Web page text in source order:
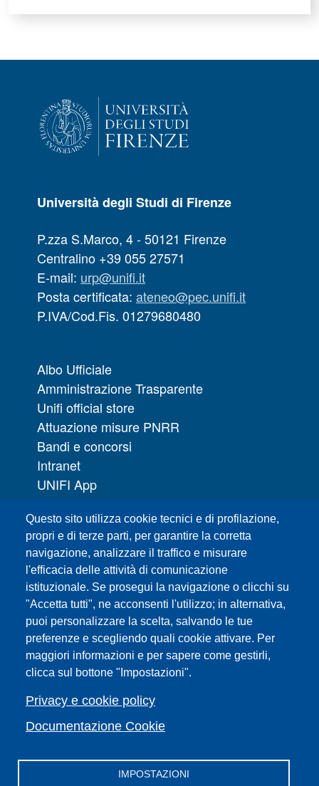
Questo sito utilizza cookie tecnici e di profilazione,
propri e di terze parti, per garantire la corretta
navigazione, analizzare il traffico e misurare
l'efficacia delle attività di comunicazione
istituzionale. Se prosegui la navigazione o clicchi su
"Accetta tutti", ne acconsenti l'utilizzo; in alternativa,
puoi personalizzare la scelta, salvando le tue
preferenze e scegliendo quali cookie attivare. Per
maggiori informazioni e per sapere come gestirli,
clicca sul bottone "Impostazioni".
Privacy e cookie policy
Documentazione Cookie
IMPOSTAZIONI
Università degli Studi di Firenze
P.zza S.Marco, 4 - 50121 Firenze
Centralino +39 055 27571
E-mail: urp@unifi.it
Posta certificata: ateneo@pec.unifi.it
P.IVA/Cod.Fis. 01279680480
Albo Ufficiale
Amministrazione Trasparente
Unifi official store
Attuazione misure PNRR
Bandi e concorsi
Intranet
UNIFI App
URP | Ufficio Relazioni con il Pubblico
Sedi
Mappa del sito
Webmaster e redazione web
Elenco dei siti tematici
Accessibilità
Feed RSS
Note legali del sito
Privacy policy
Cambia idea sui cookie